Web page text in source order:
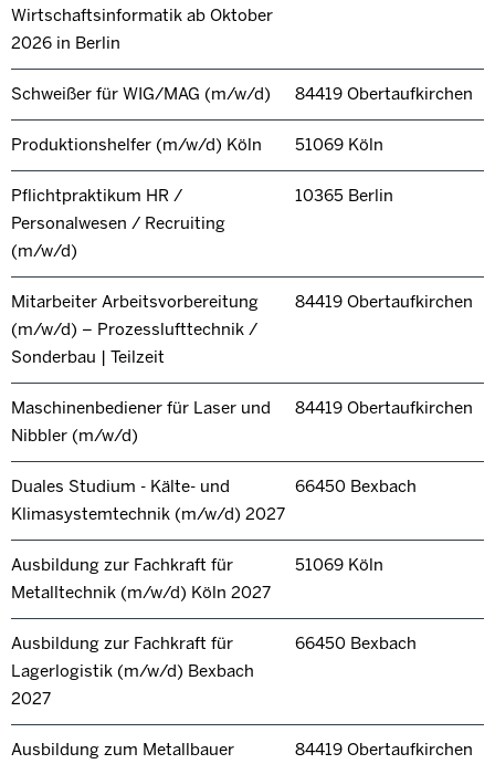
Wirtschaftsinformatik ab Oktober
2026 in Berlin
Schweißer für WIG/MAG (m/w/d) 84419 Obertaufkirchen
Produktionshelfer (m/w/d) Köln 51069 Köln
Pflichtpraktikum HR /
Personalwesen / Recruiting
(m/w/d)
10365 Berlin
Mitarbeiter Arbeitsvorbereitung
(m/w/d) – Prozesslufttechnik /
Sonderbau | Teilzeit
84419 Obertaufkirchen
Maschinenbediener für Laser und
Nibbler (m/w/d)
84419 Obertaufkirchen
Duales Studium - Kälte- und
Klimasystemtechnik (m/w/d) 2027
66450 Bexbach
Ausbildung zur Fachkraft für
Metalltechnik (m/w/d) Köln 2027
51069 Köln
Ausbildung zur Fachkraft für
Lagerlogistik (m/w/d) Bexbach
2027
66450 Bexbach
Ausbildung zum Metallbauer
84419 Obertaufkirchen